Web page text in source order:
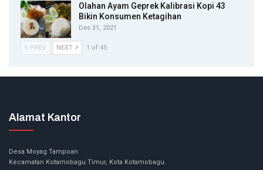
Olahan Ayam Geprek Kalibrasi Kopi 43
Bikin Konsumen Ketagihan
Des 31, 2021
PREV NEXT 1 of 45
Alamat Kantor
Desa Moyag Tampoan
Kecamatan Kotamobagu Timur, Kota Kotamobagu.